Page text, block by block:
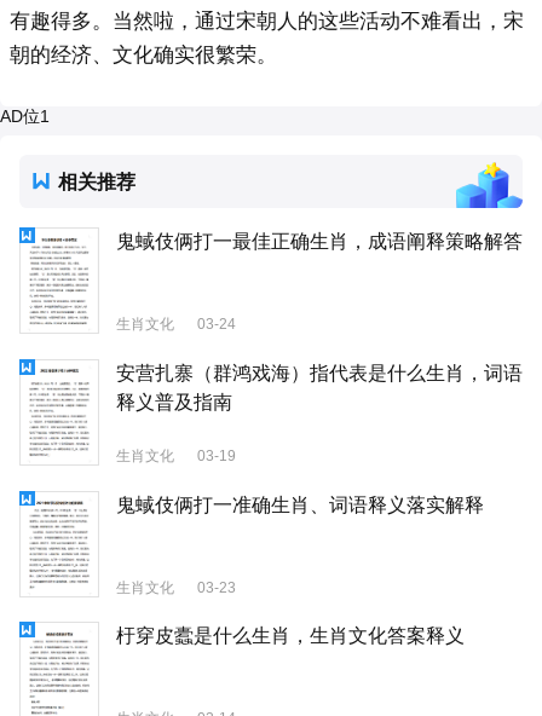
有趣得多。当然啦，通过宋朝人的这些活动不难看出，宋
朝的经济、文化确实很繁荣。
AD位1
相关推荐
鬼蜮伎俩打一最佳正确生肖，成语阐释策略解答
生肖文化 03-24
安营扎寨（群鸿戏海）指代表是什么生肖，词语
释义普及指南
生肖文化 03-19
鬼蜮伎俩打一准确生肖、词语释义落实解释
生肖文化 03-23
杅穿皮蠹是什么生肖，生肖文化答案释义